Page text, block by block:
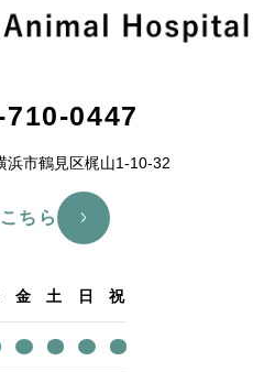
710-0447
浜市鶴⾒区梶⼭1-10-32
ちら
金 土 日 祝